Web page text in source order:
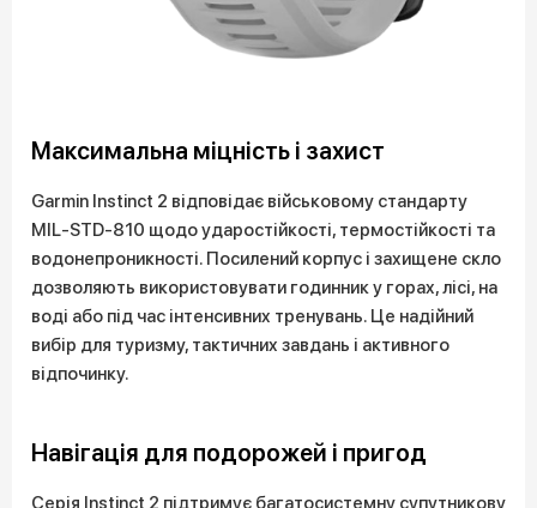
Максимальна міцність і захист
Garmin Instinct 2 відповідає військовому стандарту
MIL-STD-810 щодо ударостійкості, термостійкості та
водонепроникності. Посилений корпус і захищене скло
дозволяють використовувати годинник у горах, лісі, на
воді або під час інтенсивних тренувань. Це надійний
вибір для туризму, тактичних завдань і активного
відпочинку.
Навігація для подорожей і пригод
Серія Instinct 2 підтримує багатосистемну супутникову